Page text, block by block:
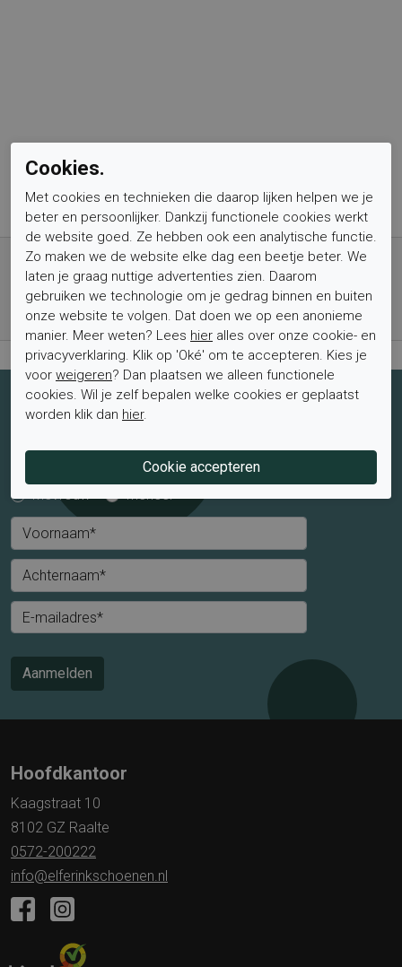
Gratis verzending vanaf € 59,- (voor NL)
Bestel nu, betaal achteraf met Klarna
Levertijd 1-2 werkdagen*
Retourtermijn van 2 weken
Schrijf je nu in voor de nieuwsbrief
laatste aanbiedingen en trends.
Mevrouw Meneer
Voornaam*
Achternaam*
E-mailadres*
Aanmelden
Hoofdkantoor
Kaagstraat 10
8102 GZ Raalte
0572-200222
info@elferinkschoenen.nl
Cookies.
Met cookies en technieken die daarop lijken helpen we je
beter en persoonlijker. Dankzij functionele cookies werkt
de website goed. Ze hebben ook een analytische functie.
Zo maken we de website elke dag een beetje beter. We
laten je graag nuttige advertenties zien. Daarom
gebruiken we technologie om je gedrag binnen en buiten
onze website te volgen. Dat doen we op een anonieme
manier. Meer weten? Lees hier alles over onze cookie- en
privacyverklaring. Klik op 'Oké' om te accepteren. Kies je
voor weigeren? Dan plaatsen we alleen functionele
cookies. Wil je zelf bepalen welke cookies er geplaatst
worden klik dan hier.